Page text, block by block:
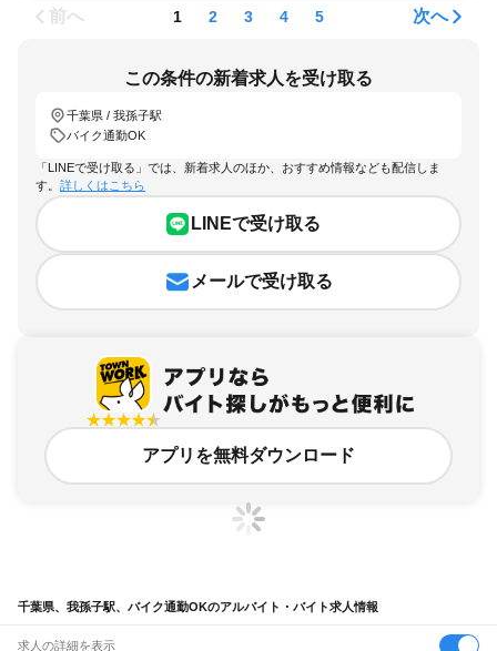
前へ 1 2 3 4 5 次へ
この条件の新着求人を受け取る
千葉県 / 我孫子駅
バイク通勤OK
「LINEで受け取る」では、新着求人のほか、おすすめ情報なども配信しま
す。 詳しくはこちら
LINEで受け取る
メールで受け取る
アプリを無料ダウンロード
千葉県、我孫子駅、バイク通勤OKのアルバイト・バイト求人情報
求人の詳細を表示